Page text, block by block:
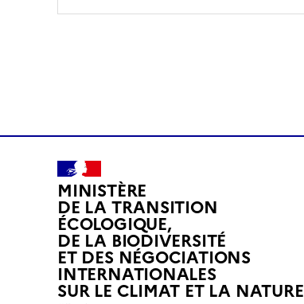
MINISTÈRE
DE LA TRANSITION
ÉCOLOGIQUE,
DE LA BIODIVERSITÉ
ET DES NÉGOCIATIONS
INTERNATIONALES
SUR LE CLIMAT ET LA NATUREL